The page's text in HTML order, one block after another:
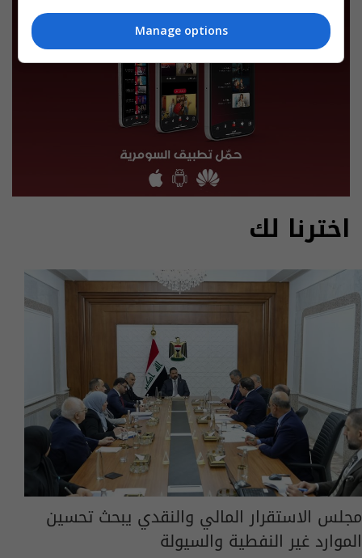
اخترنا لك
مجلس الاستقرار المالي والنقدي يبحث تحسين
الموارد غير النفطية والسيولة
Manage options